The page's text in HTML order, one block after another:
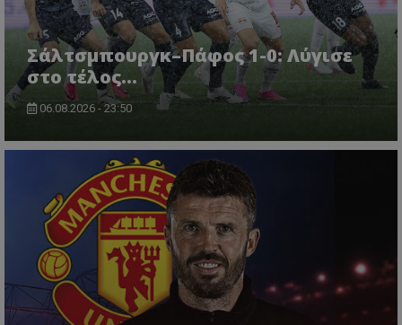
Σάλτσμπουργκ–Πάφος 1-0: Λύγισε
στο τέλος...
06.08.2026 - 23:50